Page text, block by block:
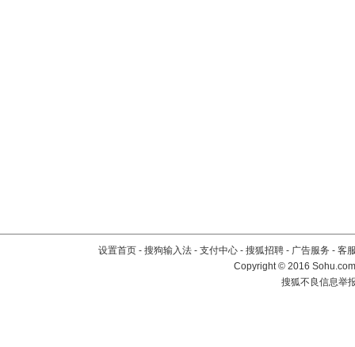
设置首页 - 搜狗输入法 - 支付中心 - 搜狐招聘 - 广告服务 - 客
Copyright©2016
搜狐不良信息举